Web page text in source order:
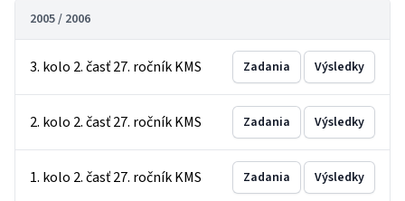
2005 / 2006
3. kolo 2. časť 27. ročník KMS Zadania Výsledky
2. kolo 2. časť 27. ročník KMS Zadania Výsledky
1. kolo 2. časť 27. ročník KMS Zadania Výsledky